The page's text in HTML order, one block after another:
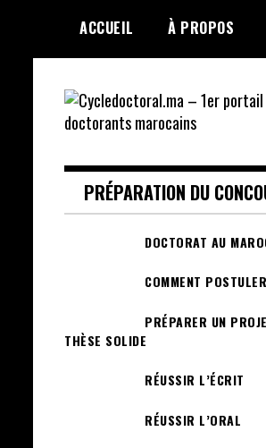
content
ACCUEIL À PROPOS
1er portail
aux chercheurs
doctorants
marocains
PRÉPARATION DU
DOCTORAT AU
COMMENT
PRÉPARER UN
THÈSE SOLIDE
RÉUSSIR L’ÉCRIT
RÉUSSIR L’ORAL